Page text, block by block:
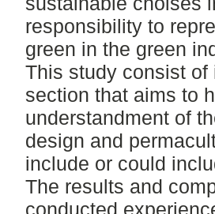
responsibility to
green in the green
This study consist
section that aims to
understandment of
design and
include or could
The results and
conducted